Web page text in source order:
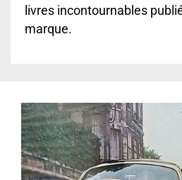
livres incontournables
marque.